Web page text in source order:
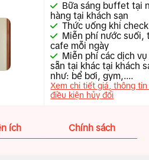
Bữa sáng buffet tại
hàng tại khách sạn
Thức uống khi
Miễn phí nước suối,
cafe mỗi ngày
Miễn phí các dịch vụ
sẵn tại khác tại khách
như: bể bơi, gym,....
Xem chi tiết giá, thông tin
điều kiện hủy đổi
ích Chính sách